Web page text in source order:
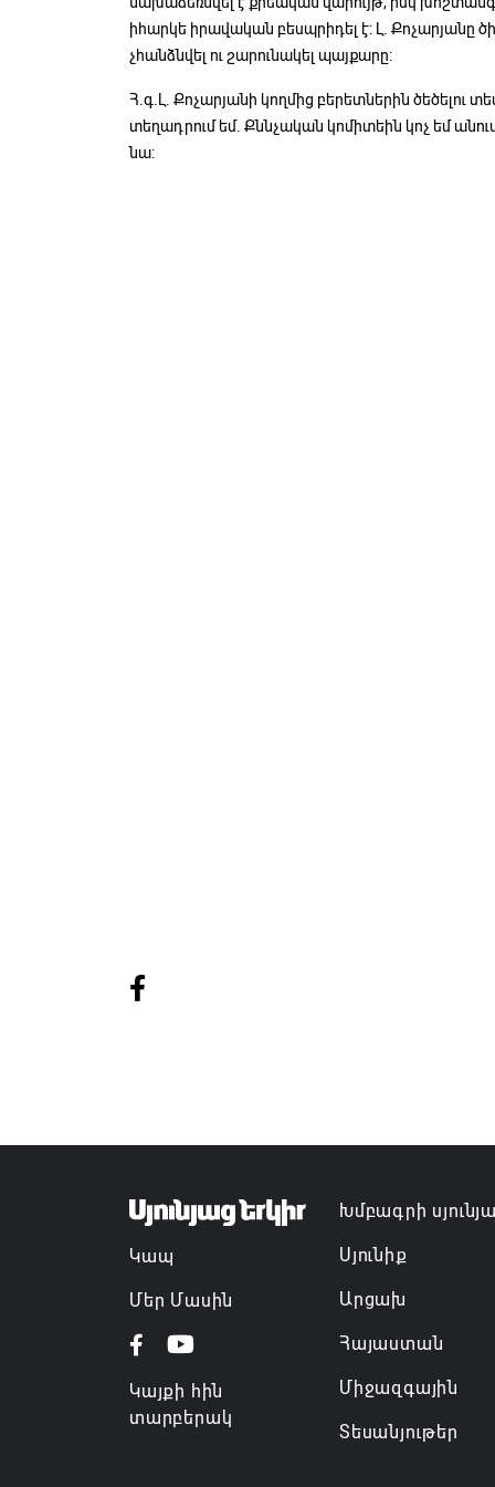
իհարկե իրավական բեսպրիդել է: Լ. Քոչարյանը
չհանձնվել ու շարունակել պայքարը:
Հ.գ.Լ. Քոչարյանի կողմից բերետներին ծեծելու
տեղադրում եմ. Քննչական կոմիտեին կոչ եմ
նա:
Կապ
Մեր Մասին
Կայքի հին
տարբերակ
Խմբագրի
Սյունիք
Արցախ
Հայաստան
Միջազգային
Տեսանյութեր